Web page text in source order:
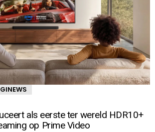
als eerste ter wereld HDR10+
op Prime Video